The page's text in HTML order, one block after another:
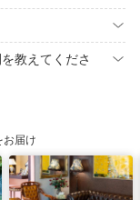
教えてくださ
お届け